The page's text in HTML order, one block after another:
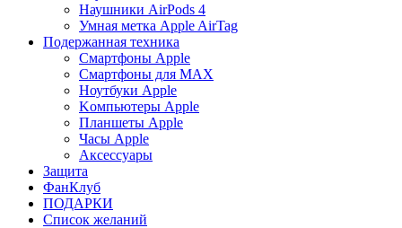
Наушники AirPods 4
Умная метка Apple AirTag
Подержанная техника
Cмартфоны Apple
Смартфоны для MAX
Hоутбуки Apple
Kомпьютеры Apple
Планшеты Apple
Часы Apple
Аксессуары
Защита
ФанКлуб
ПОДАРКИ
Список желаний